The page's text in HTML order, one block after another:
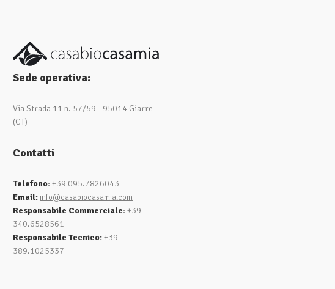
Sede operativa:
Via Strada 11 n. 57/59 - 95014 Giarre
(CT)
Contatti
Telefono:+39 095.7826043
Email:info@casabiocasamia.com
Responsabile Commerciale:+39
340.6528561
Responsabile Tecnico:+39
389.1025337